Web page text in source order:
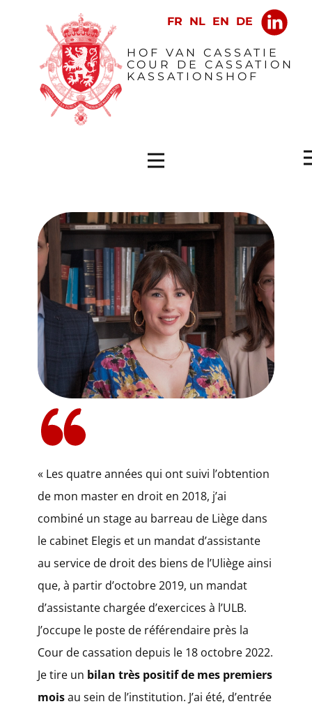
​HOF VAN CASSATIE
COUR DE CASSATION
KASSATIONSHOF
​​« Les quatre années qui ont suivi l’obtention
de mon master en droit en 2018, j’ai
combiné un stage au barreau de Liège dans
le cabinet Elegis et un mandat d’assistante
au service de droit des biens de l’Uliège ainsi
que, à partir d’octobre 2019, un mandat
d’assistante chargée d’exercices à l’ULB.
J’occupe le poste de référendaire près la
Cour de cassation depuis le 18 octobre 2022.
Je tire un bilan très positif de mes premiers
moisau sein de l’institution. J’ai été, d’entrée